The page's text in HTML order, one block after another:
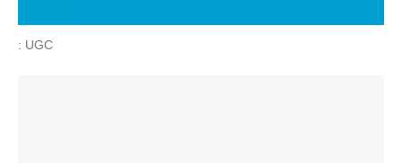
: UGC